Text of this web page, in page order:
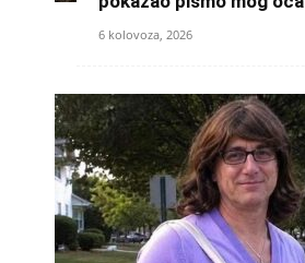
6 kolovoza, 2026